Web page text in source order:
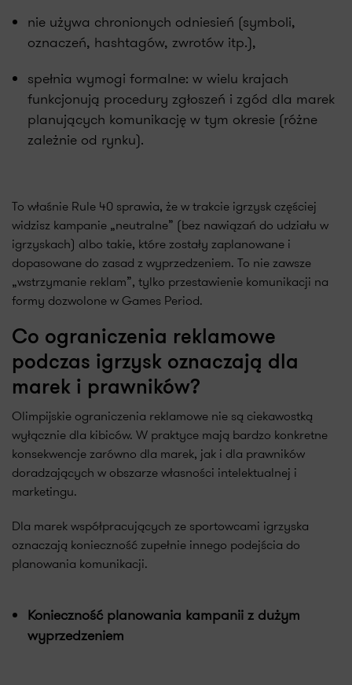
nie używa chronionych odniesień (symboli,
oznaczeń, hashtagów, zwrotów itp.),
spełnia wymogi formalne: w wielu krajach
funkcjonują procedury zgłoszeń i zgód dla marek
planujących komunikację w tym okresie (różne
zależnie od rynku).
To właśnie Rule 40 sprawia, że w trakcie igrzysk częściej
widzisz kampanie „neutralne” (bez nawiązań do udziału w
igrzyskach) albo takie, które zostały zaplanowane i
dopasowane do zasad z wyprzedzeniem. To nie zawsze
„wstrzymanie reklam”, tylko przestawienie komunikacji na
formy dozwolone w Games Period.
Co ograniczenia reklamowe
podczas igrzysk oznaczają dla
marek i prawników?
Olimpijskie ograniczenia reklamowe nie są ciekawostką
wyłącznie dla kibiców. W praktyce mają bardzo konkretne
konsekwencje zarówno dla marek, jak i dla prawników
doradzających w obszarze własności intelektualnej i
marketingu.
Dla marek współpracujących ze sportowcami igrzyska
oznaczają konieczność zupełnie innego podejścia do
planowania komunikacji.
Konieczność planowania kampanii z dużym
wyprzedzeniem